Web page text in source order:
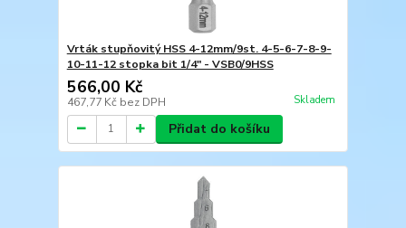
Vrták stupňovitý HSS 4-12mm/9st. 4-5-6-7-8-9-
10-11-12 stopka bit 1/4" - VSB0/9HSS
566,00 Kč
467,77 Kč bez DPH Skladem
Přidat do košíku